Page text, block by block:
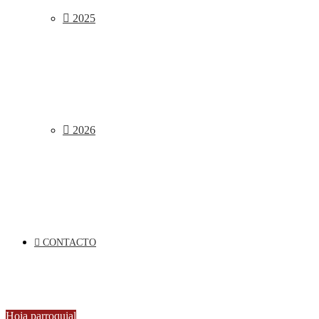
2025
2026
CONTACTO
Hoja parroquial